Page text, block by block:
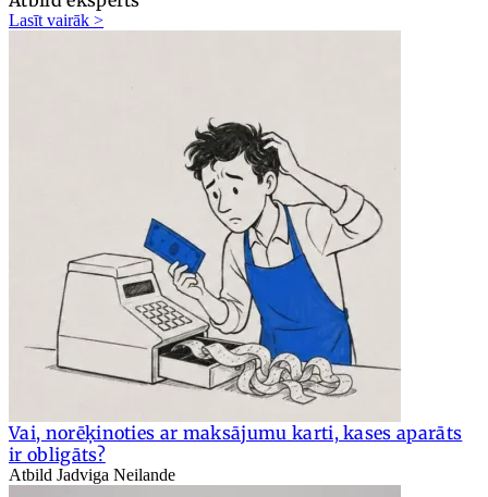
Lasīt vairāk >
Vai, norēķinoties ar maksājumu karti, kases aparāts
ir obligāts?
Atbild Jadviga Neilande